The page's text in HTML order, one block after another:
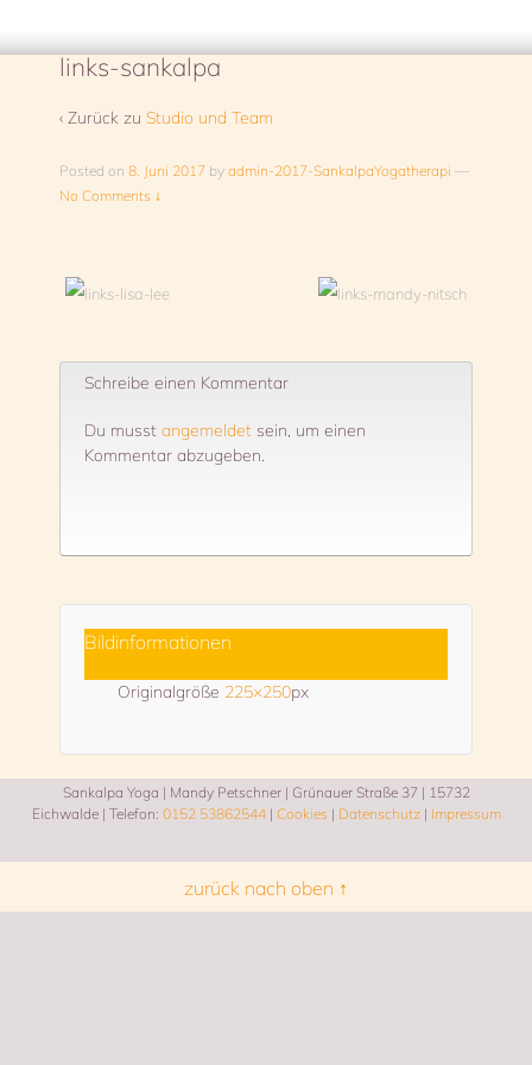
links-sankalpa
‹ Zurück zu Studio und Team
Posted on 8. Juni 2017 by admin-2017-SankalpaYogatherapi —
No Comments ↓
Schreibe einen Kommentar
Du musst angemeldet sein, um einen
Kommentar abzugeben.
Bildinformationen
Originalgröße 225×250px
Sankalpa Yoga | Mandy Petschner | Grünauer Straße 37 | 15732
Eichwalde | Telefon: 0152 53862544| Cookies| Datenschutz| Impressum
zurück nach oben ↑